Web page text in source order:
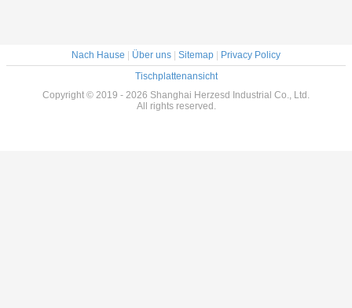
Nach Hause | Über uns | Sitemap | Privacy Policy
Tischplattenansicht
Copyright © 2019 - 2026 Shanghai Herzesd Industrial Co., Ltd.
All rights reserved.